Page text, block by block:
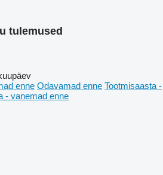
tulemused
enne Odavamad enne Tootmisaasta -
- vanemad enne